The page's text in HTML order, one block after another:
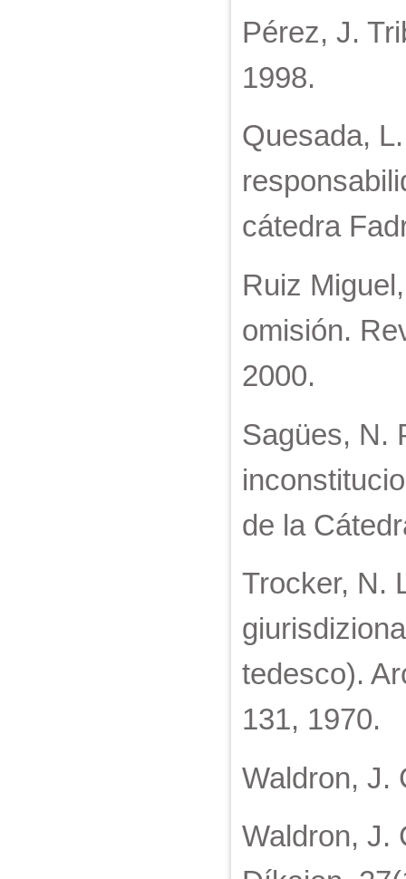
Pérez, J.
1998.
Quesada,
cátedra
Ruiz
omisión.
2000.
Sagües, N.
de la
Trocker, N.
tedesco).
131, 1970.
Waldron, J.
Waldron, J.